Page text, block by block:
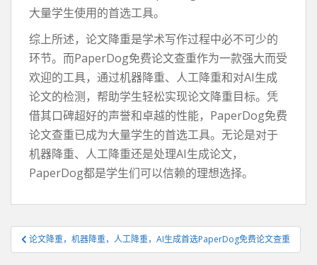
大量学生使用的首选工具。
综上所述，论文降重是学术写作过程中必不可少的
环节。而PaperDog免费论文查重作为一款强大而受
欢迎的工具，通过机器降重、人工降重和对AI生成
论文的检测，帮助学生轻松实现论文降重目标。凭
借其口碑超好的声誉和卓越的性能，PaperDog免费
论文查重已成为大量学生的首选工具。无论是对于
机器降重、人工降重还是处理AI生成论文，
PaperDog都是学生们可以信赖的理想选择。
文
章
论文降重，机器降重，人工降重，AI生成首选PaperDog免费论文查重